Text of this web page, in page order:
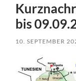
bis
10. SEPTEMBER